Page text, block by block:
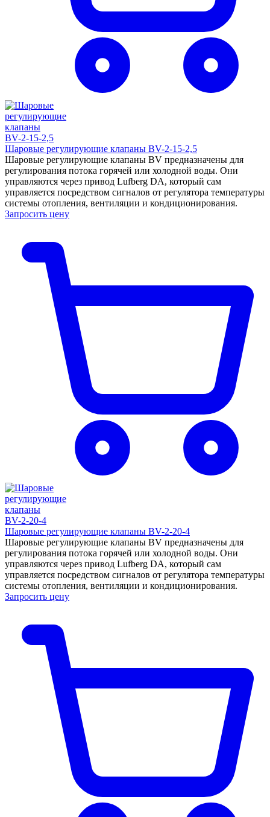
Шаровые регулирующие клапаны BV-2-15-2,5
Шаровые регулирующие клапаны BV предназначены для
регулирования потока горячей или холодной воды. Они
управляются через привод Lufberg DA, который сам
управляется посредством сигналов от регулятора температуры
системы отопления, вентиляции и кондиционирования.
Запросить цену
Шаровые регулирующие клапаны BV-2-20-4
Шаровые регулирующие клапаны BV предназначены для
регулирования потока горячей или холодной воды. Они
управляются через привод Lufberg DA, который сам
управляется посредством сигналов от регулятора температуры
системы отопления, вентиляции и кондиционирования.
Запросить цену